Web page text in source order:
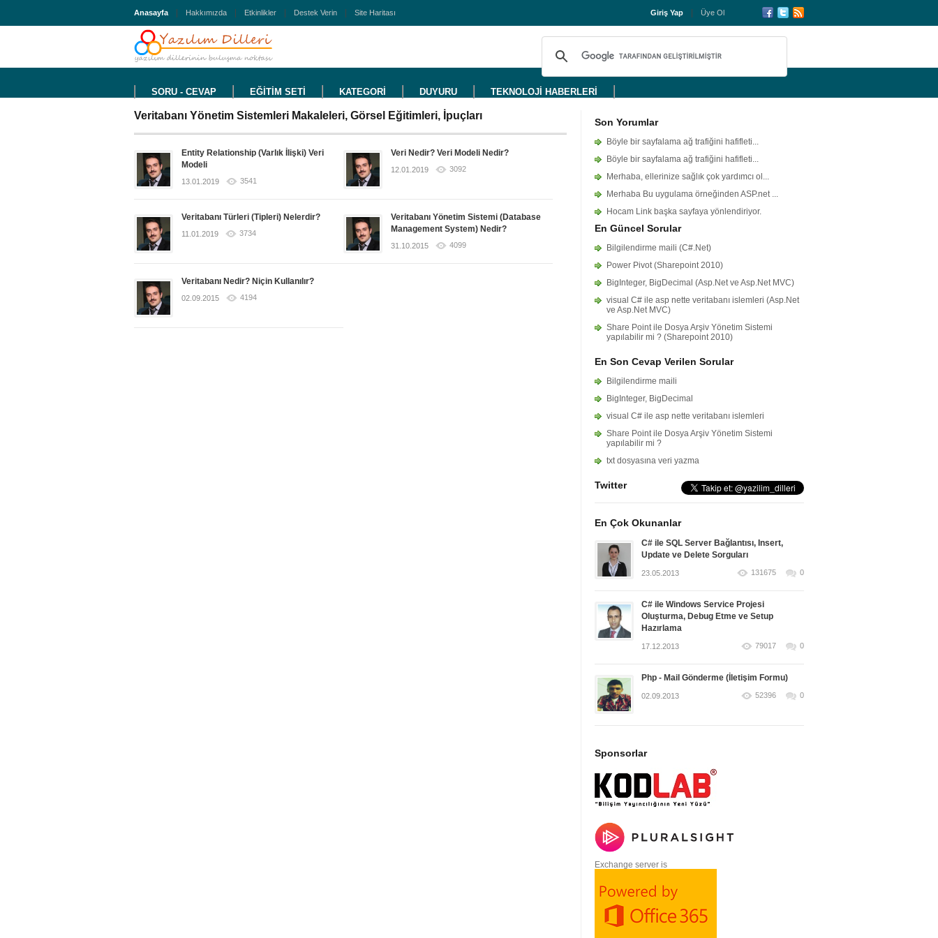
Anasayfa Hakkımızda Etkinlikler Destek Verin Site Haritası Giriş Yap Üye Ol
SORU - CEVAP EĞİTİM SETİ KATEGORİ DUYURU TEKNOLOJİ HABERLERİ
Veritabanı Yönetim Sistemleri Makaleleri, Görsel Eğitimleri, İpuçları
Entity Relationship (Varlık İlişki) Veri
Modeli
13.01.2019 3541
Veri Nedir? Veri Modeli Nedir?
12.01.2019 3092
Veritabanı Türleri (Tipleri) Nelerdir?
11.01.2019 3734
Veritabanı Yönetim Sistemi (Database
Management System) Nedir?
31.10.2015 4099
Veritabanı Nedir? Niçin Kullanılır?
02.09.2015 4194
Son Yorumlar
Böyle bir sayfalama ağ trafiğini hafifleti...
Böyle bir sayfalama ağ trafiğini hafifleti...
Merhaba, ellerinize sağlık çok yardımcı ol...
Merhaba Bu uygulama örneğinden ASP.net ...
Hocam Link başka sayfaya yönlendiriyor.
En Güncel Sorular
Bilgilendirme maili (C#.Net)
Power Pivot (Sharepoint 2010)
BigInteger, BigDecimal (Asp.Net ve Asp.Net MVC)
visual C# ile asp nette veritabanı islemleri (Asp.Net
ve Asp.Net MVC)
Share Point ile Dosya Arşiv Yönetim Sistemi
yapılabilir mi ? (Sharepoint 2010)
En Son Cevap Verilen Sorular
Bilgilendirme maili
BigInteger, BigDecimal
visual C# ile asp nette veritabanı islemleri
Share Point ile Dosya Arşiv Yönetim Sistemi
yapılabilir mi ?
txt dosyasına veri yazma
Twitter
En Çok Okunanlar
C# ile SQL Server Bağlantısı, Insert,
Update ve Delete Sorguları
23.05.2013 131675 0
C# ile Windows Service Projesi
Oluşturma, Debug Etme ve Setup
Hazırlama
17.12.2013 79017 0
Php - Mail Gönderme (İletişim Formu)
02.09.2013 52396 0
Sponsorlar
Exchange server is